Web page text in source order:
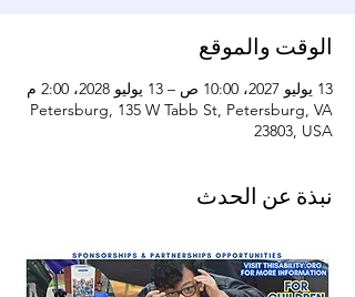
الوقت والموقع
13 يوليو 2027، 10:00 ص – 13 يوليو 2028، 2:00 م
Petersburg, 135 W Tabb St, Petersburg, VA
23803, USA
نبذة عن الحدث